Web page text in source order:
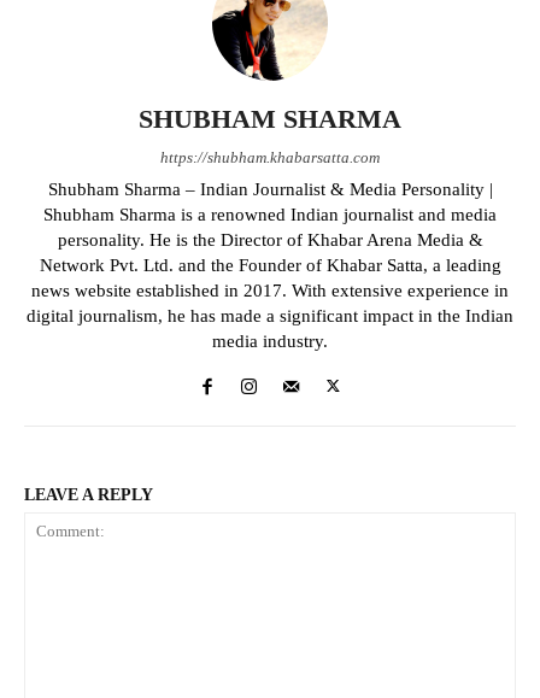
SHUBHAM SHARMA
https://shubham.khabarsatta.com
Shubham Sharma – Indian Journalist & Media Personality |
Shubham Sharma is a renowned Indian journalist and media
personality. He is the Director of Khabar Arena Media &
Network Pvt. Ltd. and the Founder of Khabar Satta, a leading
news website established in 2017. With extensive experience in
digital journalism, he has made a significant impact in the Indian
media industry.
LEAVE A REPLY